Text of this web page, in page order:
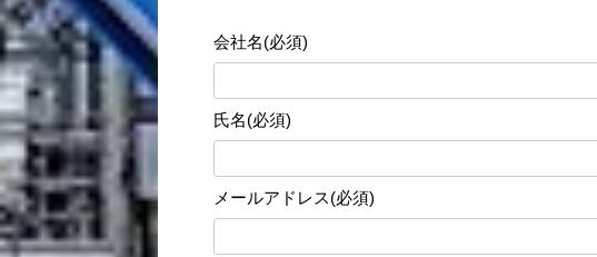
実践的なIT講座250時間、就職が決まれば内定者
育できる日本語レベルと建設業界に対して素養の
またベトナムの大学ではBIMを大学生で学ぶこと
することも可能です。詳細に関しては、下記のお